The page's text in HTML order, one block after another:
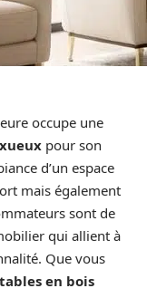
occupe une
pour son
d’un espace
mais également
sont de
qui allient à
Que vous
tables en bois